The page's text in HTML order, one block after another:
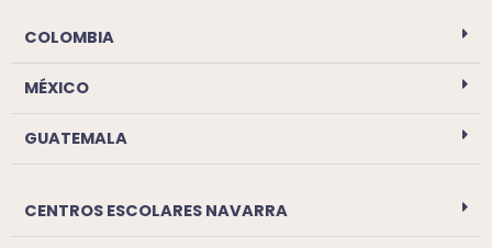
COLOMBIA
MÉXICO
GUATEMALA
CENTROS ESCOLARES NAVARRA